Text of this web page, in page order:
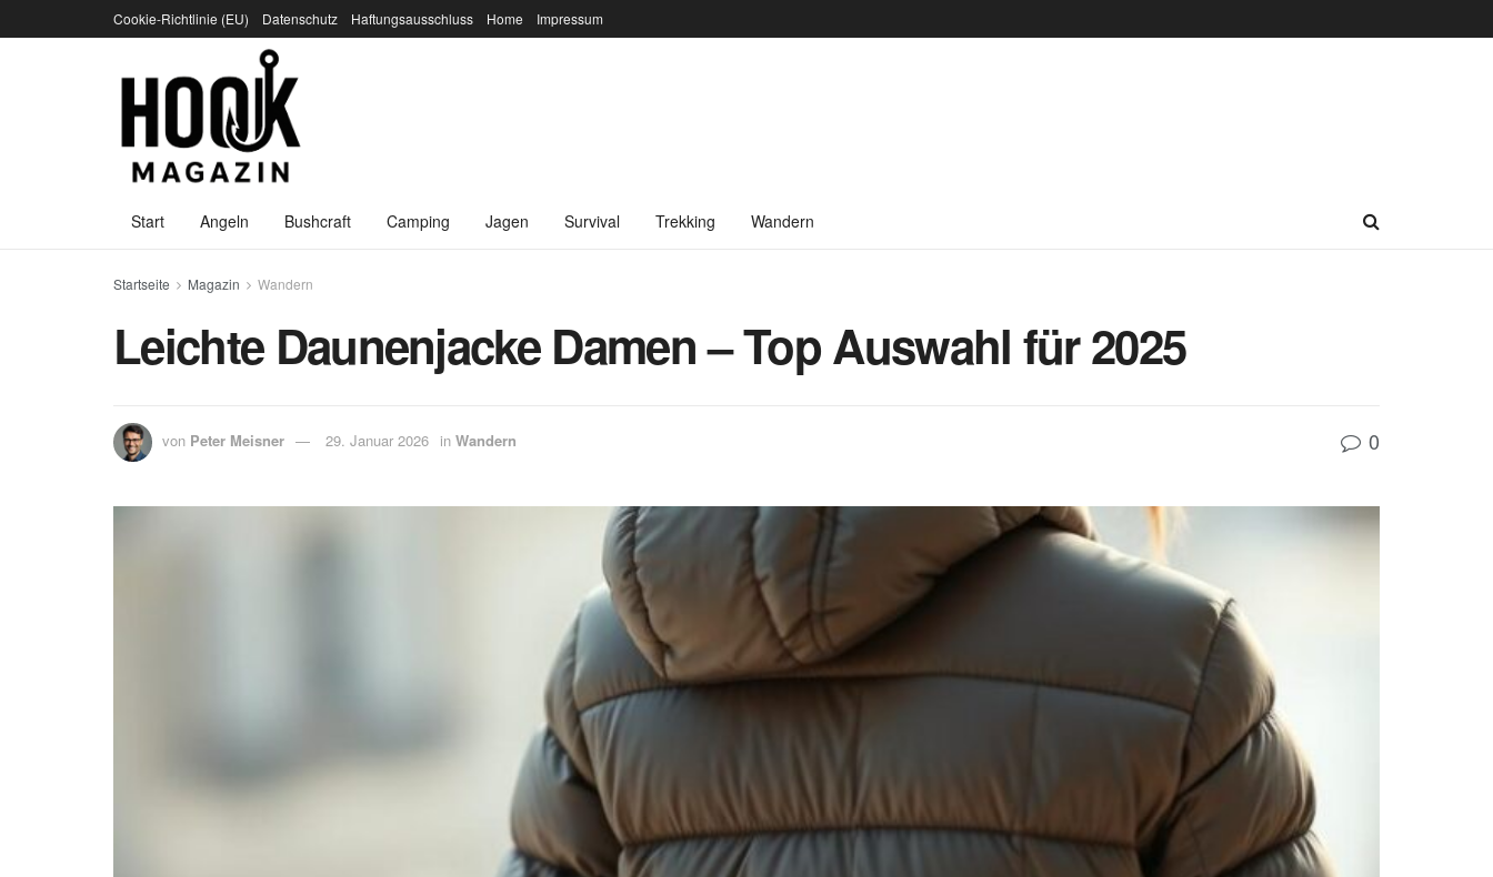
Cookie-Richtlinie (EU) Datenschutz Haftungsausschluss Home Impressum
Start Angeln Bushcraft Camping Jagen Survival Trekking Wandern
Startseite Magazin Wandern
Leichte Daunenjacke Damen – Top Auswahl für 2025
von Peter Meisner 29. Januar 2026 in Wandern 0